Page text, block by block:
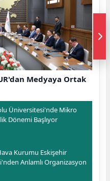
Medyaya Ortak
Üniversitesi'nde Mikro
Dönemi Başlıyor
Kurumu Eskişehir
Anlamlı Organizasyon